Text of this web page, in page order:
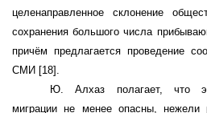
целенаправленное склонение
сохранения большого числа
причём предлагается проведение
СМИ [18] .
Ю. Алхаз полагает, что
миграции не менее опасны, нежели